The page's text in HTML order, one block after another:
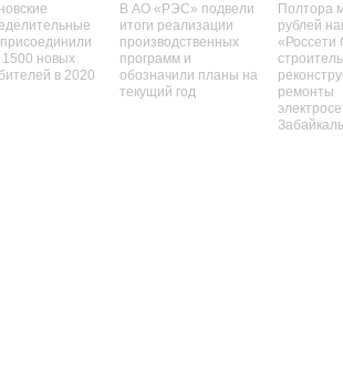
1500 новых
в 2020
В АО «РЭС» подвели
итоги реализации
производственных
программ и
обозначили планы на
текущий год
Полтора
рублей
«Россети
ремонты